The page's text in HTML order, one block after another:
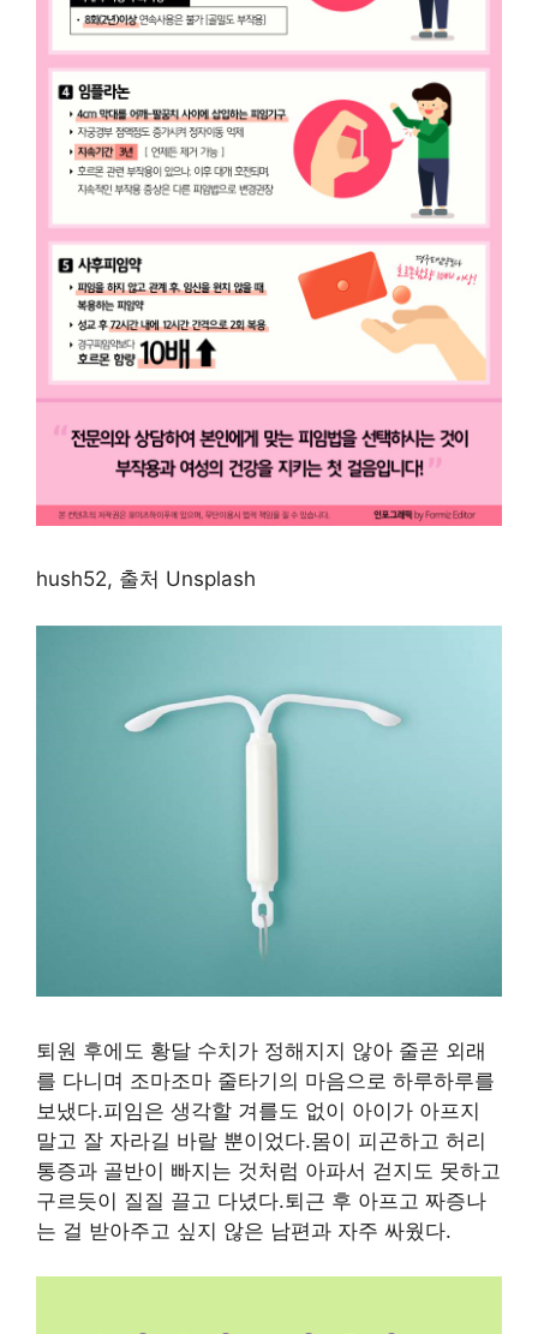
hush52, 출처 Unsplash
퇴원 후에도 황달 수치가 정해지지 않아 줄곧 외래
를 다니며 조마조마 줄타기의 마음으로 하루하루를
보냈다.피임은 생각할 겨를도 없이 아이가 아프지
말고 잘 자라길 바랄 뿐이었다.몸이 피곤하고 허리
통증과 골반이 빠지는 것처럼 아파서 걷지도 못하고
구르듯이 질질 끌고 다녔다.퇴근 후 아프고 짜증나
는 걸 받아주고 싶지 않은 남편과 자주 싸웠다.